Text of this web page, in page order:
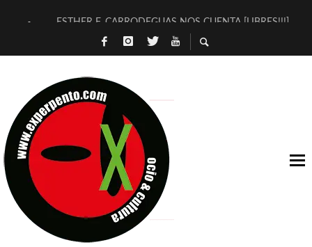
ESTHER F. CARRODEGUAS NOS CUENTA [LIBRES!!!]
[TERRA DE GUAPES] DE SANDRA MONFORT
TIMBRE 4, LA ESCUELA DEL DIRECTOR TEATRAL CLAUDIO
30 AÑOS (NO ES NADA) DE LA KATARSIS DEL TOMATAZO
MILITARES JUDÍAS EN #EXVITA
D’BALDOMEROS REINVENTAN [BITÁCORA 3.0] EN EXVITA
MARSHALL FLASH PRESENTA EN EXVITA [RELATIVA
JOFRE BARDAGÍ EN EXVITA INTERPRETANDO A SERRAT